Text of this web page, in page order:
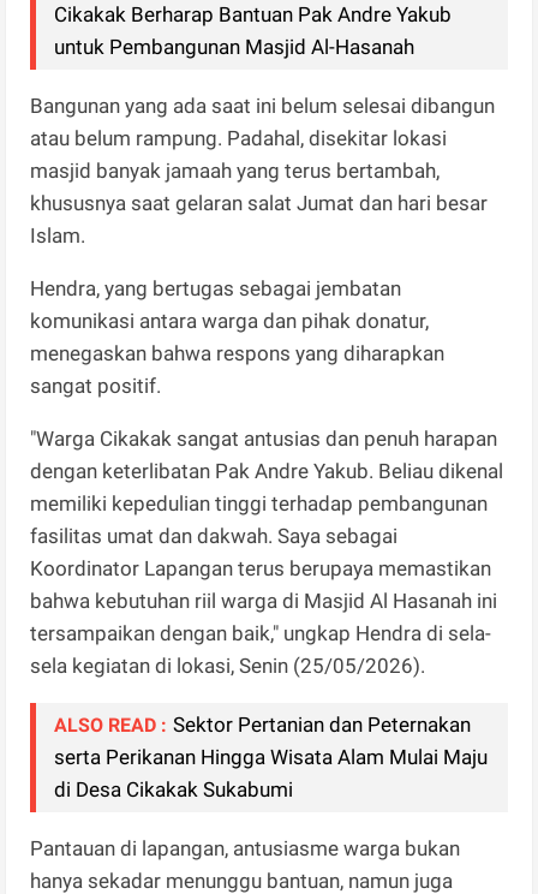
Cikakak Berharap Bantuan Pak Andre Yakub
untuk Pembangunan Masjid Al-Hasanah
Bangunan yang ada saat ini belum selesai dibangun
atau belum rampung. Padahal, disekitar lokasi
masjid banyak jamaah yang terus bertambah,
khususnya saat gelaran salat Jumat dan hari besar
Islam.
Hendra, yang bertugas sebagai jembatan
komunikasi antara warga dan pihak donatur,
menegaskan bahwa respons yang diharapkan
sangat positif.
"Warga Cikakak sangat antusias dan penuh harapan
dengan keterlibatan Pak Andre Yakub. Beliau dikenal
memiliki kepedulian tinggi terhadap pembangunan
fasilitas umat dan dakwah. Saya sebagai
Koordinator Lapangan terus berupaya memastikan
bahwa kebutuhan riil warga di Masjid Al Hasanah ini
tersampaikan dengan baik," ungkap Hendra di sela-
sela kegiatan di lokasi, Senin (25/05/2026).
ALSO READ : Sektor Pertanian dan Peternakan
serta Perikanan Hingga Wisata Alam Mulai Maju
di Desa Cikakak Sukabumi
Pantauan di lapangan, antusiasme warga bukan
hanya sekadar menunggu bantuan, namun juga